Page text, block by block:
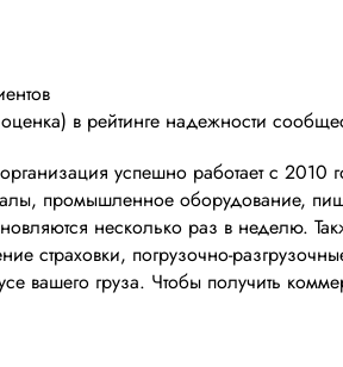
в рейтинге надежности
успешно работает с
промышленное оборудование,
несколько раз в неделю.
страховки, погрузочно-
вашего груза. Чтобы получить